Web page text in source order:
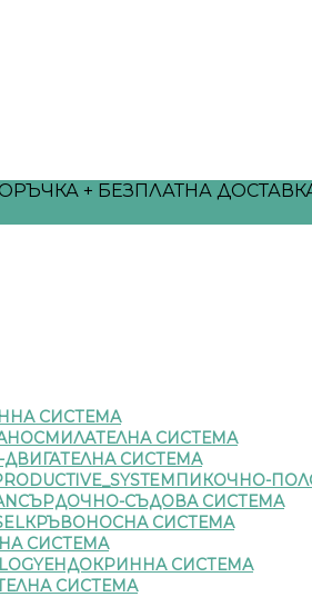
+ БЕЗПЛАТНА
СИСТЕМА
СИСТЕМА
СИСТЕМА
ПИКОЧНО-
СЪРДОЧНО-СЪДОВА СИСТЕМА
КРЪВОНОСНА СИСТЕМА
СИСТЕМА
ЕНДОКРИННА СИСТЕМА
СИСТЕМА